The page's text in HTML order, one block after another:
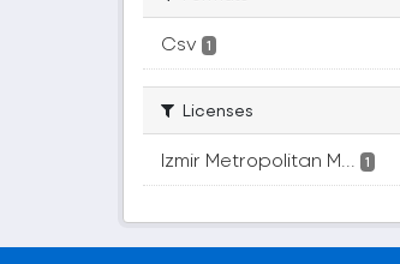
Csv 1
Licenses
Izmir Metropolitan M... 1